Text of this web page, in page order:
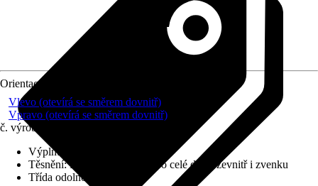
Orientace
Vlevo (otevírá se směrem dovnitř)
Vpravo (otevírá se směrem dovnitř)
č. výrobku
Výplň:
Těsnění:Natloukací těsnění po celé délce zevnitř i zvenku
Třída odolnosti